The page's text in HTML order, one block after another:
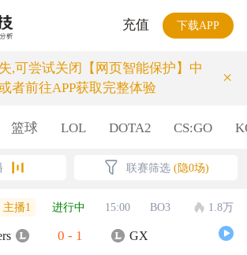
充值 下载APP
,可尝试关闭【网页智能保护】中
者前往APP获取完整体验
×
篮球 LOL DOTA2 CS:GO
联赛筛选 (隐0场)
主播1 进行中 15:00 BO3 1.8万
0 - 1 GX